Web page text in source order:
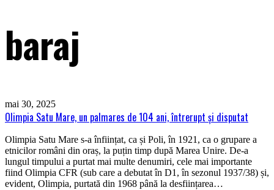
baraj
mai 30, 2025
Olimpia Satu Mare, un palmares de 104 ani, întrerupt și disputat
Olimpia Satu Mare s-a înființat, ca și Poli, în 1921, ca o grupare a
etnicilor români din oraș, la puțin timp după Marea Unire. De-a
lungul timpului a purtat mai multe denumiri, cele mai importante
fiind Olimpia CFR (sub care a debutat în D1, în sezonul 1937/38) și,
evident, Olimpia, purtată din 1968 până la desființarea…